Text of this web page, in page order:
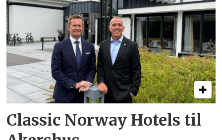
Classic Norway Hotels til